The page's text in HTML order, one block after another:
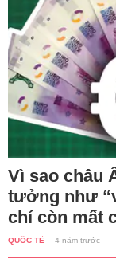
Vì sao châu
tưởng như
chí còn mất
QUỐC TẾ - 4 năm trước